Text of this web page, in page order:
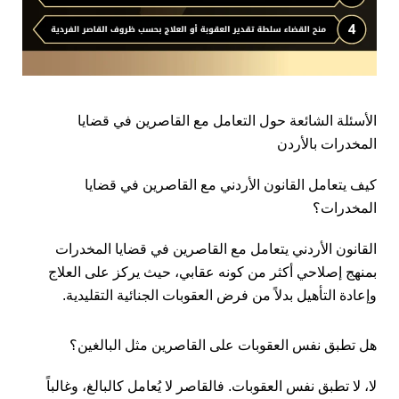
الأسئلة الشائعة حول التعامل مع القاصرين في قضايا
المخدرات بالأردن
كيف يتعامل القانون الأردني مع القاصرين في قضايا
المخدرات؟
القانون الأردني يتعامل مع القاصرين في قضايا المخدرات
بمنهج إصلاحي أكثر من كونه عقابي، حيث يركز على العلاج
وإعادة التأهيل بدلاً من فرض العقوبات الجنائية التقليدية.
هل تطبق نفس العقوبات على القاصرين مثل البالغين؟
لا، لا تطبق نفس العقوبات. فالقاصر لا يُعامل كالبالغ، وغالباً